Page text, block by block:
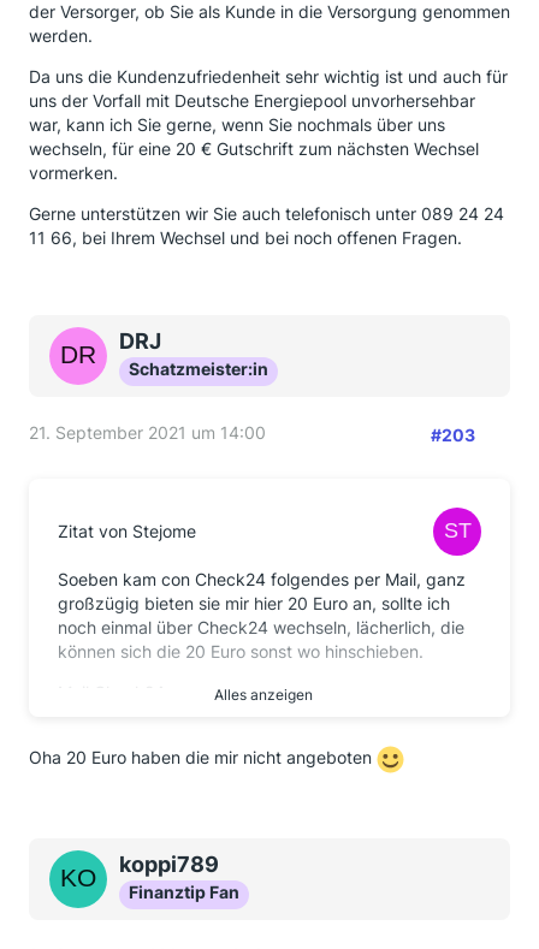
der Versorger, ob Sie als Kunde in die Versorgung genommen
werden.
Da uns die Kundenzufriedenheit sehr wichtig ist und auch für
uns der Vorfall mit Deutsche Energiepool unvorhersehbar
war, kann ich Sie gerne, wenn Sie nochmals über uns
wechseln, für eine 20 € Gutschrift zum nächsten Wechsel
vormerken.
Gerne unterstützen wir Sie auch telefonisch unter 089 24 24
11 66, bei Ihrem Wechsel und bei noch offenen Fragen.
DRJ
Schatzmeister:in
21. September 2021 um 14:00 #203
Zitat von Stejome
Soeben kam con Check24 folgendes per Mail, ganz
großzügig bieten sie mir hier 20 Euro an, sollte ich
noch einmal über Check24 wechseln, lächerlich, die
können sich die 20 Euro sonst wo hinschieben.
Wir bedauern die kurzfristige Kündigung zum
versichert, dass Sie nach Vertragsende eine
Schlussrechnung basierend auf ihrem tatsächlichen
Verbrauch erhalten. Hier werden Ihnen zu viel
Alles anzeigen
Oha 20 Euro haben die mir nicht angeboten
koppi789
Finanztip Fan